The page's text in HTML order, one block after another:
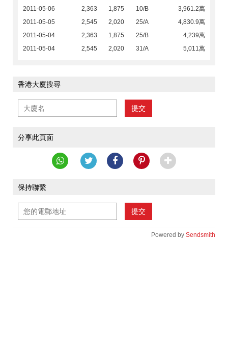
2011-05-06
2,363 1,875 10/B
3,961.2萬
2011-05-05
2,545 2,020 25/A
4,830.9萬
2011-05-04
2,363 1,875 25/B
4,239萬
2011-05-04
2,545 2,020 31/A 5,011萬
香港大廈搜尋
提交
分享此頁面
保持聯繫
提交
Powered by Sendsmith